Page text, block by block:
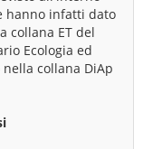
hanno infatti dato
collana ET del
Ecologia ed
collana DiAp